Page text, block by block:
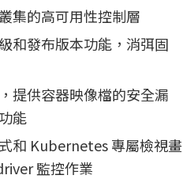
集的高可用性控制層
和發布版本功能，消弭固
提供容器映像檔的安全漏
能
和 Kubernetes 專屬檢視畫
監控作業